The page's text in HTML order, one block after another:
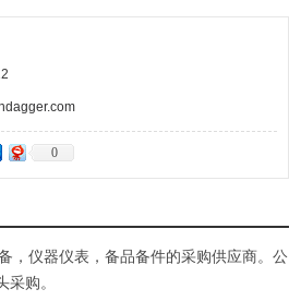
手的优惠报价，而且通过拼单发货，并与优秀
0
，仪器仪表，备品备件的采购供应商。公
购。